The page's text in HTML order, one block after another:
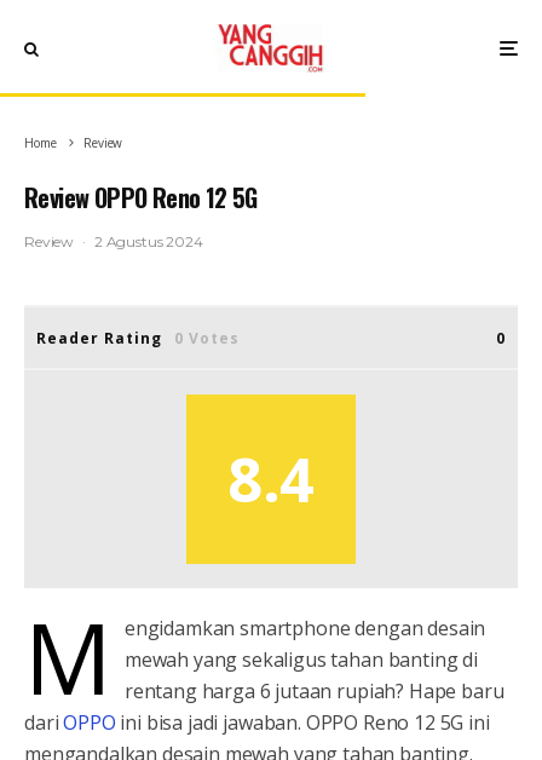
Home Review
Review OPPO Reno 12 5G
Review · 2 Agustus 2024
Reader Rating 0 Votes 0
8.4
M
engidamkan smartphone dengan desain
mewah yang sekaligus tahan banting di
rentang harga 6 jutaan rupiah? Hape baru
dariOPPO ini bisa jadi jawaban. OPPO Reno 12 5G ini
mengandalkan desain mewah yang tahan banting.